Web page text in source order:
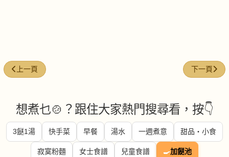
上一篇文章: 雙椒炒雞絲
上一頁 下一篇文章
下一頁
想煮乜🍲？跟住大家熱門搜尋看，按👇
3餸1湯 快手菜 早餐 湯水 一週煮意 甜品・小食
寂寞粉麵 女士食譜 兒童食譜 🍳加餸池